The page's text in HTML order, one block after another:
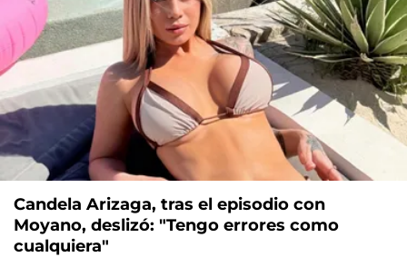
Candela Arizaga, tras el episodio con
Moyano, deslizó: "Tengo errores como
cualquiera"